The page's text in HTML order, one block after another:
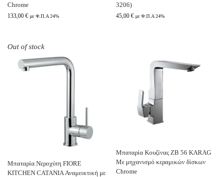
Chrome
133,00 € με Φ.Π.Α 24%
3206)
45,00 € με Φ.Π.Α 24%
Out of stock
Μπαταρία Νεροχύτη FIORE
KITCHEN CATANIA Αναμεικτική με
Μπαταρία Κουζίνας ZB 56 KARAG
Με μηχανισμό κεραμικών δίσκων
Chrome